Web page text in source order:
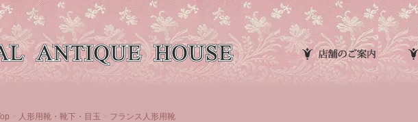
人形用靴・靴下・目玉 フランス人形用靴